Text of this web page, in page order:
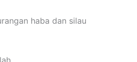
haba dan silau